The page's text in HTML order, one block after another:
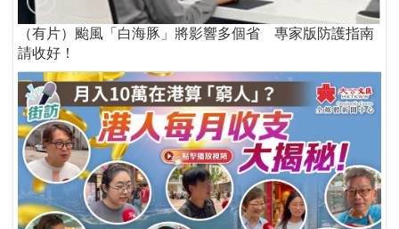
（有片）颱風「白海豚」將影響多個省 專家版防護指南
請收好！